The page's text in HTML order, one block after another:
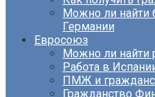
Можно ли найти
Германии
Евросоюз
Можно ли найти
Работа в
ПМЖ и
Гражданство